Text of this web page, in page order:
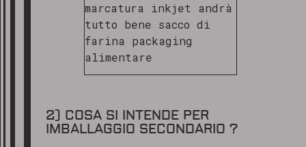
2) COSA SI INTENDE PER
IMBALLAGGIO SECONDARIO ?